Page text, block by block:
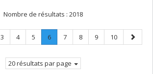
Nombre de résultats : 2018
Page
3 Page
4 Page
5 Page
6.
Page
Page
7 Page
8 Page
9 Page
10
Page
20 résultats par page